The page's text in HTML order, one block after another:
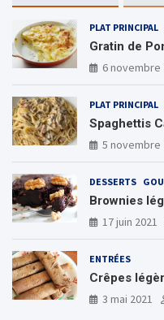
PLAT PRINCIPAL
Gratin de
6 novembre
PLAT PRINCIPAL
Spaghettis
5 novembre
DESSERTS
Brownies
17 juin 2021
ENTRÉES
Crêpes
3 mai 2021